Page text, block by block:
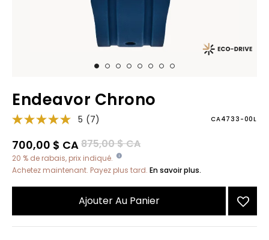
Endeavor Chrono
5 (7) CA4733-00L
Prix réduit de
875,00 $ CAà
700,00 $ CA
20 % de rabais, prix indiqué.
Achetez maintenant. Payez plus tard. En savoir plus.
Ajouter Au Panier